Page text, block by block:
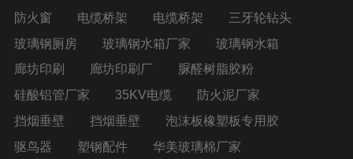
防火窗
电缆桥架 电缆桥架
三牙轮钻头
玻璃钢厕房
玻璃钢水箱厂家
玻璃钢水箱
廊坊印刷
廊坊印刷厂
脲醛树脂胶粉
硅酸铝管厂家
35KV电缆
防火泥厂家
挡烟垂壁
挡烟垂壁
泡沫板橡塑板专用胶
驱鸟器
塑钢配件
华美玻璃棉厂家